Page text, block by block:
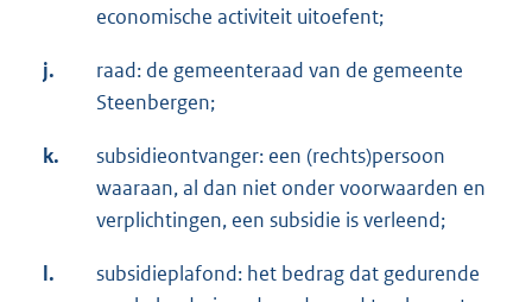
economische activiteit uitoefent;
j.
raad: de gemeenteraad van de gemeente
Steenbergen;
k.
subsidieontvanger: een (rechts)persoon
waaraan, al dan niet onder voorwaarden en
verplichtingen, een subsidie is verleend;
l.
subsidieplafond: het bedrag dat gedurende